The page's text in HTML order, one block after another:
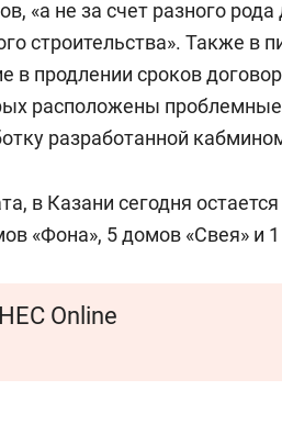
«а не за счет разного
строительства». Также в
в продлении сроков
расположены
разработанной
в Казани сегодня
«Фона», 5 домов «Свея» и
Online